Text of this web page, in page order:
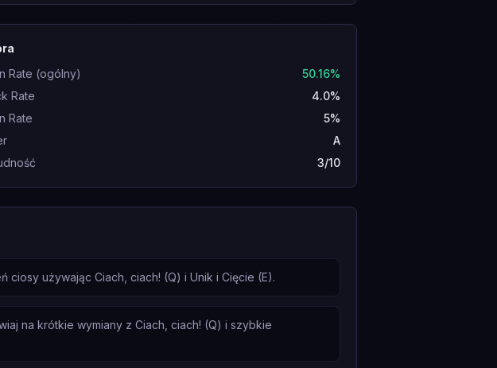
Rate (ogólny)
50.16%
Rate
4.0%
Rate
5%
A
3/10
ciosy używając Ciach, ciach! (Q) i Unik i Cięcie (E).
na krótkie wymiany z Ciach, ciach! (Q) i szybkie